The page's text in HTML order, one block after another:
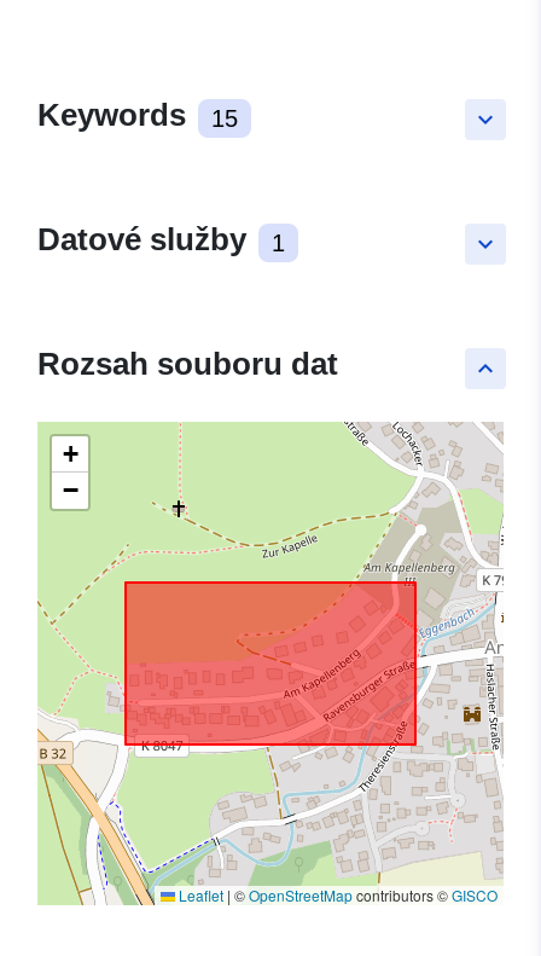
keyboard_arrow_down
Keywords 15
keyboard_arrow_down
Datové služby 1
keyboard_arrow_up
Rozsah souboru dat
+
−
Leaflet | ©OpenStreetMapcontributors ©GISCO